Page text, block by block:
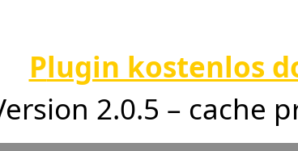
Plugin kostenlos
2.0.5 – cache